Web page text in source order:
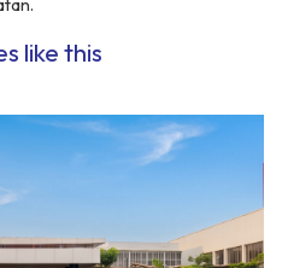
like this